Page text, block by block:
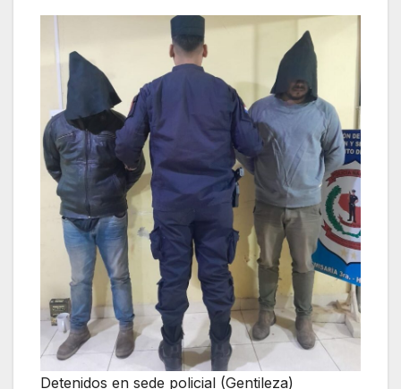
Detenidos en sede policial (Gentileza)